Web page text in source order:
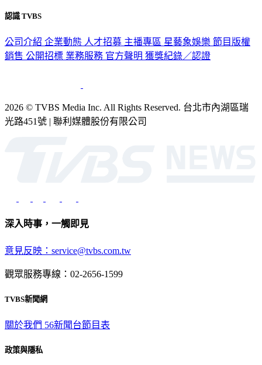
認識 TVBS
公司介紹 企業動態 人才招募 主播專區 星藝象娛樂 節目版權
銷售 公開招標 業務服務 官方聲明 獲獎紀錄／認證
2026 © TVBS Media Inc. All Rights Reserved. 台北市內湖區瑞
光路451號 | 聯利媒體股份有限公司
深入時事，一觸即見
意見反映：service@tvbs.com.tw
觀眾服務專線：02-2656-1599
TVBS新聞網
關於我們 56新聞台節目表
政策與隱私